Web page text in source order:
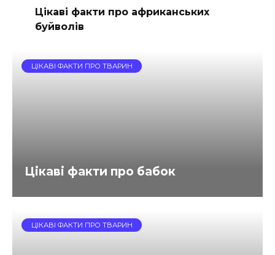
Цікаві факти про африканських
буйволів
ЦІКАВІ ФАКТИ ПРО ТВАРИН
Цікаві факти про бабок
ЦІКАВІ ФАКТИ ПРО ТВАРИН